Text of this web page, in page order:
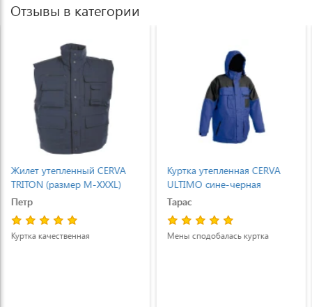
Отзывы в категории
Куртка утепленная CERVA
ULTIMO сине-черная
Тарас
Мены сподобалась куртка
Куртка утепленная CERVA
URBAN (S-XXXL) серо-
черная
Марія Липовецька
Курткою задоволений. Легка і